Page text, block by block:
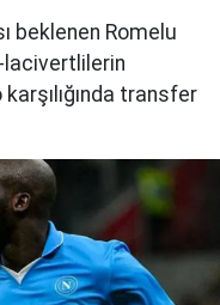
beklenen Romelu
lacivertlilerin
transfer